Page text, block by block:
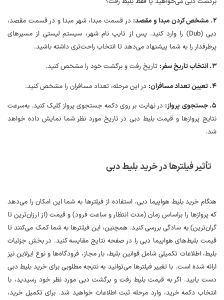
۲. مشخص کردن مبدا و مقصد:
در قسمت مبدا، شهر مبدا و در قسمت مقصد،
دبی (Dub) را وارد کنید. پس از تایپ نام شهر، سیستم لیستی از مسیرهای
پرطرفدار را به شما پیشنهاد می‌دهد تا انتخاب راحت‌تری داشته باشید.
۳. انتخاب تاریخ سفر:
تاریخ رفت و برگشت خود را مشخص کنید.
۴. تعیین تعداد مسافران:
در این مرحله، تعداد مسافران را مشخص کنید.
۵. جستجوی پرواز:
در نهایت بر روی دکمه جستجوی پرواز کلیک کنید. به‌سرعت
نتایج پروازها و قیمت بلیط دبی در تاریخ مورد نظر شما نمایش داده خواهد
شد.
تأثیر فیلترها در خرید بلیط دبی
هنگام خرید بلیط هواپیما دبی، استفاده از فیلترها به شما این امکان را می‌دهد
که پروازها را براساس زمان (مدت انتظار و ساعت فرود) و قیمت (از ارزان‌ترین تا
گران‌ترین) به سادگی بررسی کنید. همچنین، این فیلترها به شما کمک می‌کنند تا
قیمت بلیط‌های هواپیما دبی را در صفحه نتایج مقایسه کنید. در بخش جزئیات
بلیط، اطلاعات تکمیلی شامل قوانین بلیط، بار مجاز، فرودگاه‌ها و نوع ایرلاین نیز
ارائه شده است. با تغییر فیلترها می‌توانید به نتیجه مطلوبی برای خرید بلیط دبی
دست یابید. اگر به قیمت بلیط رفت و برگشت دبی مورد نظر خود رسیدید، با
انتخاب دکمه خرید، وارد مرحله ثبت اطلاعات خواهید شد. برای تکمیل خرید،